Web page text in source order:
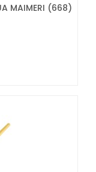
MAIMERI (668)